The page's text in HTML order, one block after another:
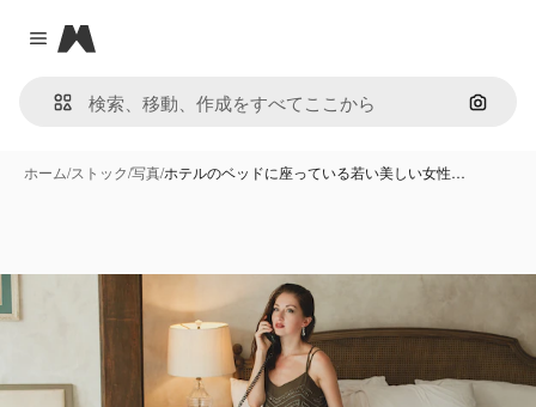
Close menu
Magnific
画像で
ホーム/ストック/写真/ホテルのベッドに座っている若い美しい女性…